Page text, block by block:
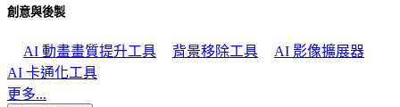
創意與後製
AI 動畫畫質提升工具 背景移除工具
AI 影像擴展器
AI 卡通化工具
更多...